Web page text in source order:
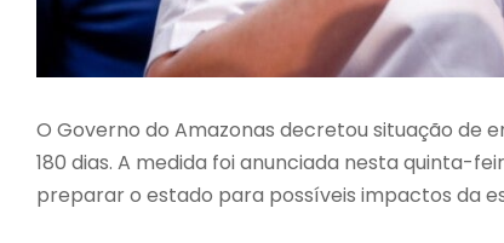
O Governo do Amazonas decretou situação
180 dias. A medida foi anunciada nesta quinta-
preparar o estado para possíveis impactos da